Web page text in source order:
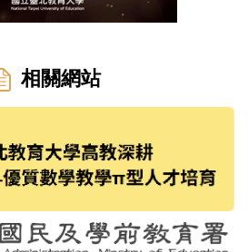
相關網站